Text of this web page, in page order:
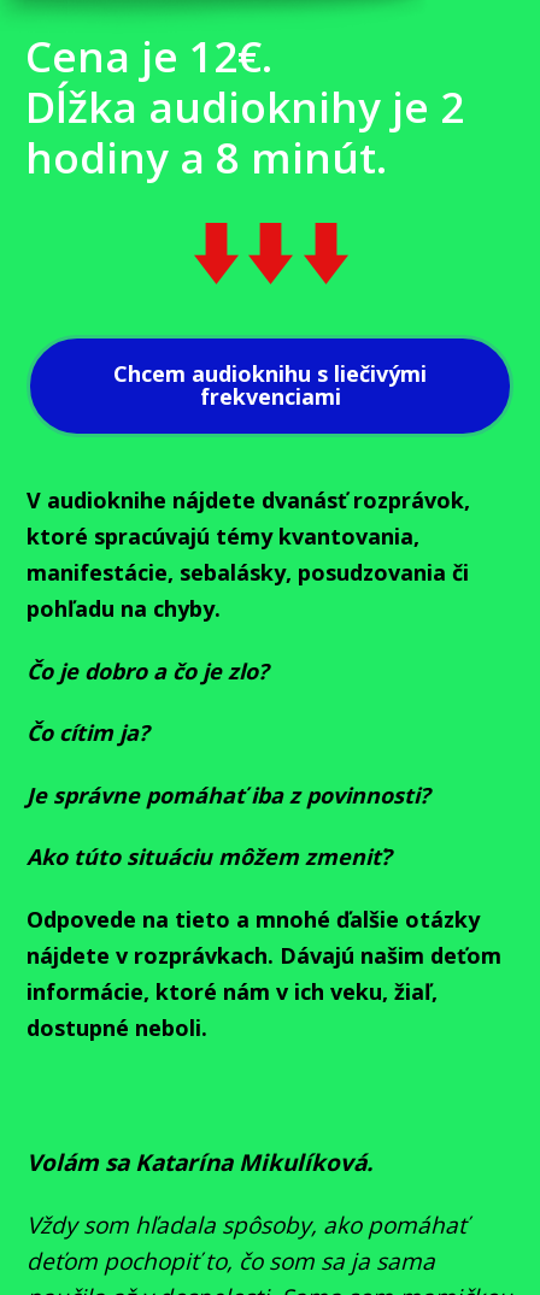
Cena je 12€.
Dĺžka audioknihy je 2
hodiny a 8 minút.
Chcem audioknihu s liečivými
frekvenciami
V audioknihe nájdete dvanásť rozprávok,
ktoré spracúvajú témy kvantovania,
manifestácie, sebalásky, posudzovania či
pohľadu na chyby.
Čo je dobro a čo je zlo?
Čo cítim ja?
Je správne pomáhať iba z povinnosti?
Ako túto situáciu môžem zmeniť?
Odpovede na tieto a mnohé ďalšie otázky
nájdete v rozprávkach. Dávajú našim deťom
informácie, ktoré nám v ich veku, žiaľ,
dostupné neboli.
Volám sa Katarína Mikulíková.
Vždy som hľadala spôsoby, ako pomáhať
deťom pochopiť to, čo som sa ja sama